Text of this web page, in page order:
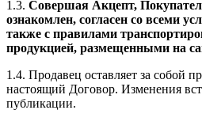
1.3. Совершая Акцепт,
ознакомлен, согласен со всеми
также с правилами
продукцией, размещенными на
1.4. Продавец оставляет за собой
настоящий Договор. Изменения
публикации.